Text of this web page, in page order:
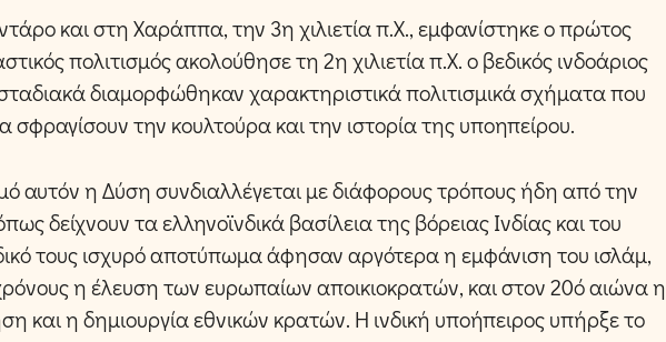
και στη Χαράππα, την 3η χιλιετία π.Χ., εμφανίστηκε ο πρώτος
πολιτισμός ακολούθησε τη 2η χιλιετία π.Χ. ο βεδικός ινδοάριος
σταδιακά διαμορφώθηκαν χαρακτηριστικά πολιτισμικά σχήματα που
σφραγίσουν την κουλτούρα και την ιστορία της υποηπείρου.
αυτόν η Δύση συνδιαλλέγεται με διάφορους τρόπους ήδη από την
δείχνουν τα ελληνοϊνδικά βασίλεια της βόρειας Ινδίας και του
τους ισχυρό αποτύπωμα άφησαν αργότερα η εμφάνιση του ισλάμ,
η έλευση των ευρωπαίων αποικιοκρατών, και στον 20ό αιώνα η
και η δημιουργία εθνικών κρατών. Η ινδική υποήπειρος υπήρξε το